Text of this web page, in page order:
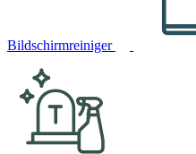
Bildschirmreiniger